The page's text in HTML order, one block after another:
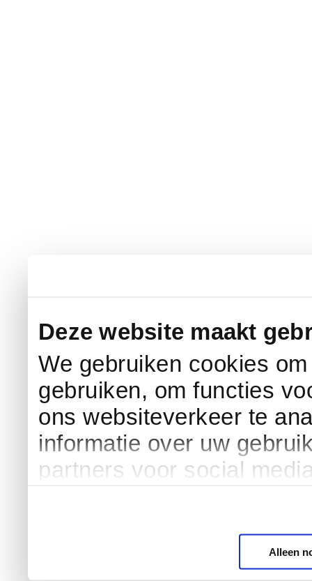
Deze website maakt
We gebruiken cookies
gebruiken, om functies
ons websiteverkeer te
informatie over uw
partners voor social
Alleen